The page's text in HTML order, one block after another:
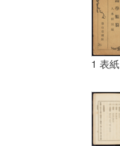
1 表紙